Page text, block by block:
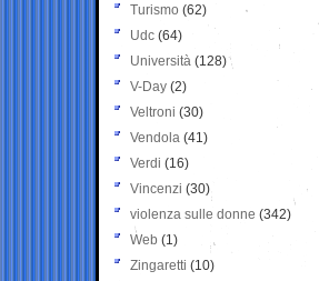
Turismo (62)
Udc (64)
Università (128)
V-Day (2)
Veltroni (30)
Vendola (41)
Verdi (16)
Vincenzi (30)
violenza sulle donne (342)
Web (1)
Zingaretti (10)